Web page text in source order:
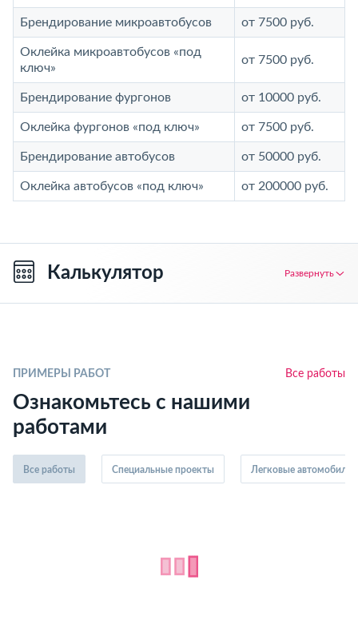
Брендирование микроавтобусов от 7500 руб.
Оклейка микроавтобусов «под
ключ»
от 7500 руб.
Брендирование фургонов от 10000 руб.
Оклейка фургонов «под ключ» от 7500 руб.
Брендирование автобусов от 50000 руб.
Оклейка автобусов «под ключ» от 200000 руб.
Калькулятор Развернуть
ПРИМЕРЫ РАБОТ Все работы
Ознакомьтесь с нашими
работами
Все работы Специальные проекты Легковые автомобили